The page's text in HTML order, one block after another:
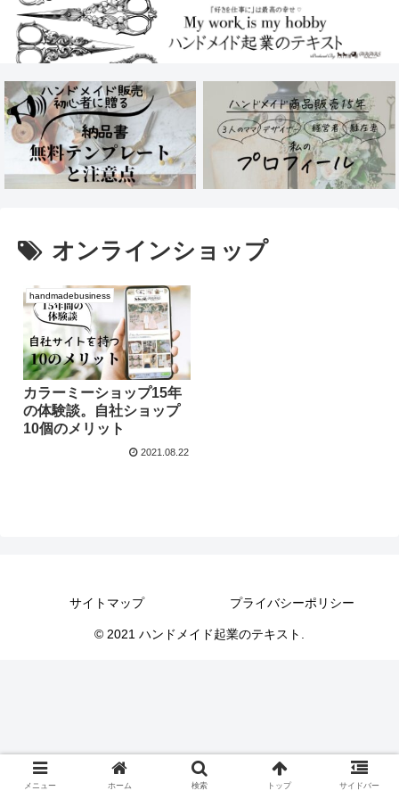
オンラインショップ
handmadebusiness
カラーミーショップ15年
の体験談。自社ショップ
10個のメリット
2021.08.22
サイトマップ プライバシーポリシー
© 2021 ハンドメイド起業のテキスト.
メニュー ホーム 検索 トップ サイドバー